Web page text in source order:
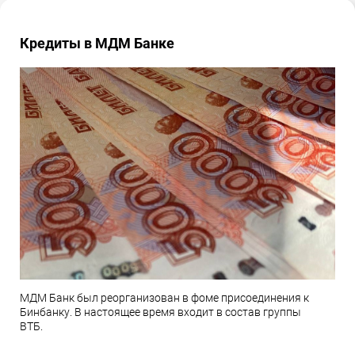
Кредиты в МДМ Банке
МДМ Банк был реорганизован в фоме присоединения к
Бинбанку. В настоящее время входит в состав группы
ВТБ.